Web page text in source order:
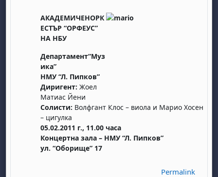
АКАДЕМИЧЕНОРК
ЕСТЪР “ОРФЕУС”
НА НБУ
Департамент“Муз
ика”
НМУ “Л. Пипков”
Диригент: Жоел
Матиас Йени
Солисти: Волфгант Клос – виола и Марио Хосен
– цигулка
05.02.2011 г., 11.00 часа
Концертна зала – НМУ “Л. Пипков”
ул. “Оборище” 17
Permalink